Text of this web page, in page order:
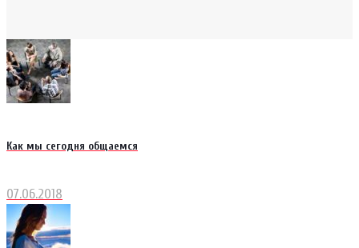
Как мы сегодня общаемся
07.06.2018